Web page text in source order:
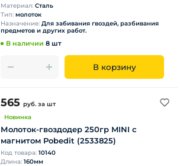
Материал: Сталь
Тип: молоток
Назначение: Для забивания гвоздей, разбивания
предметов и других работ.
В наличии 8 шт
В корзину
565 руб. за шт
Новинка
Молоток-гвоздодер 250гр MINI с
магнитом Pobedit (2533825)
Код товара: 10140
Длина: 160мм